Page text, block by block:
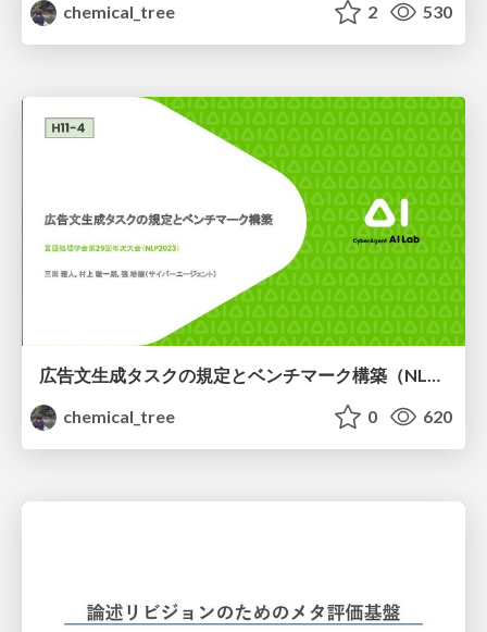
chemical_tree
2 530
広告文生成タスクの規定とベンチマーク構築（NLP2023）
chemical_tree
0 620